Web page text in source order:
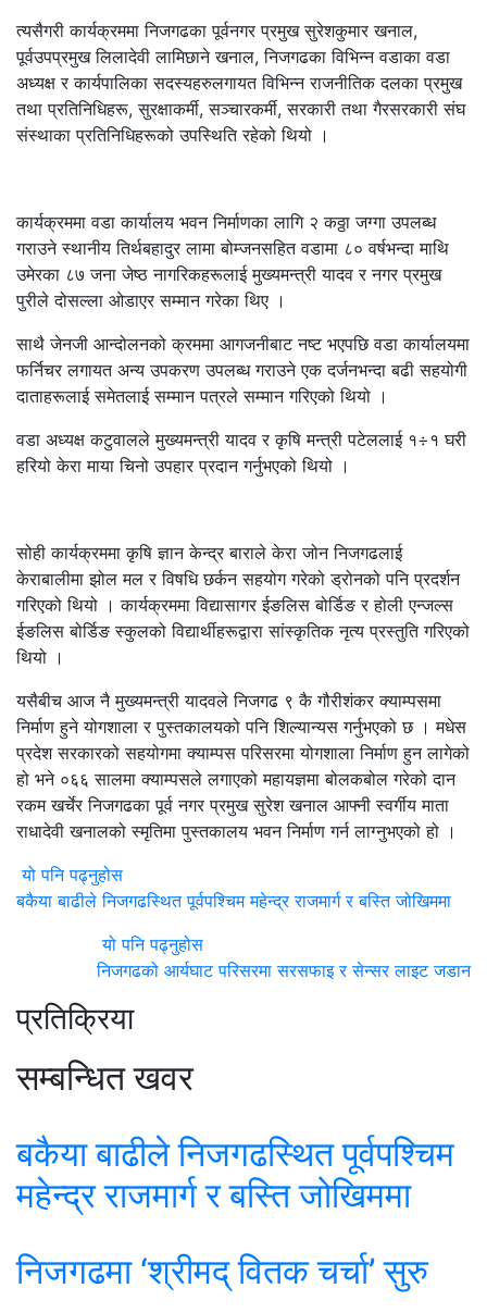
त्यसैगरी कार्यक्रममा निजगढका पूर्वनगर प्रमुख सुरेशकुमार खनाल,
पूर्वउपप्रमुख लिलादेवी लामिछाने खनाल, निजगढका विभिन्न वडाका वडा
अध्यक्ष र कार्यपालिका सदस्यहरुलगायत विभिन्न राजनीतिक दलका प्रमुख
तथा प्रतिनिधिहरू, सुरक्षाकर्मी, सञ्चारकर्मी, सरकारी तथा गैरसरकारी संघ
संस्थाका प्रतिनिधिहरूको उपस्थिति रहेको थियो ।
कार्यक्रममा वडा कार्यालय भवन निर्माणका लागि २ कठ्ठा जग्गा उपलब्ध
गराउने स्थानीय तिर्थबहादुर लामा बोम्जनसहित वडामा ८० वर्षभन्दा माथि
उमेरका ८७ जना जेष्ठ नागरिकहरूलाई मुख्यमन्त्री यादव र नगर प्रमुख
पुरीले दोसल्ला ओडाएर सम्मान गरेका थिए ।
साथै जेनजी आन्दोलनको क्रममा आगजनीबाट नष्ट भएपछि वडा कार्यालयमा
फर्निचर लगायत अन्य उपकरण उपलब्ध गराउने एक दर्जनभन्दा बढी सहयोगी
दाताहरूलाई समेतलाई सम्मान पत्रले सम्मान गरिएको थियो ।
वडा अध्यक्ष कटुवालले मुख्यमन्त्री यादव र कृषि मन्त्री पटेललाई १÷१ घरी
हरियो केरा माया चिनो उपहार प्रदान गर्नुभएको थियो ।
सोही कार्यक्रममा कृषि ज्ञान केन्द्र बाराले केरा जोन निजगढलाई
केराबालीमा झोल मल र विषधि छर्कन सहयोग गरेको ड्रोनको पनि प्रदर्शन
गरिएको थियो । कार्यक्रममा विद्यासागर ईङलिस बोर्डिङ र होली एन्जल्स
ईङलिस बोर्डिङ स्कुलको विद्यार्थीहरूद्वारा सांस्कृतिक नृत्य प्रस्तुति गरिएको
थियो ।
यसैबीच आज नै मुख्यमन्त्री यादवले निजगढ ९ कै गौरीशंकर क्याम्पसमा
निर्माण हुने योगशाला र पुस्तकालयको पनि शिल्यान्यस गर्नुभएको छ । मधेस
प्रदेश सरकारको सहयोगमा क्याम्पस परिसरमा योगशाला निर्माण हुन लागेको
हो भने ०६६ सालमा क्याम्पसले लगाएको महायज्ञमा बोलकबोल गरेको दान
रकम खर्चेर निजगढका पूर्व नगर प्रमुख सुरेश खनाल आफ्नी स्वर्गीय माता
राधादेवी खनालको स्मृतिमा पुस्तकालय भवन निर्माण गर्न लाग्नुभएको हो ।
यो पनि पढ्नुहोस
बकैया बाढीले निजगढस्थित पूर्वपश्चिम महेन्द्र राजमार्ग र बस्ति जोखिममा
यो पनि पढ्नुहोस
निजगढको आर्यघाट परिसरमा सरसफाइ र सेन्सर लाइट जडान
प्रतिक्रिया
सम्बन्धित खवर
बकैया बाढीले निजगढस्थित पूर्वपश्चिम
महेन्द्र राजमार्ग र बस्ति जोखिममा
निजगढमा ‘श्रीमद् वितक चर्चा’ सुरु